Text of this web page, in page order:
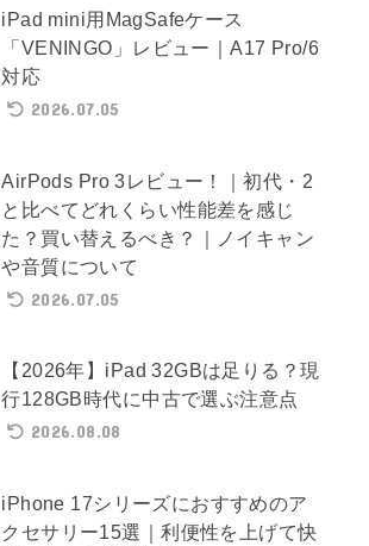
iPad mini用MagSafeケース
「VENINGO」レビュー｜A17 Pro/6
対応
2026.07.05
AirPods Pro 3レビュー！｜初代・2
と比べてどれくらい性能差を感じ
た？買い替えるべき？｜ノイキャン
や音質について
2026.07.05
【2026年】iPad 32GBは足りる？現
行128GB時代に中古で選ぶ注意点
2026.08.08
iPhone 17シリーズにおすすめのア
クセサリー15選｜利便性を上げて快